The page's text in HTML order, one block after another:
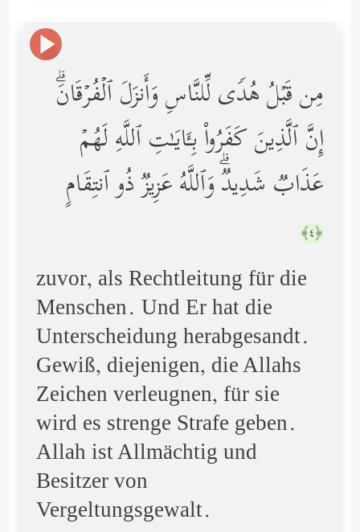
مِن قَبۡلُ هُدࣰى لِّلنَّاسِ وَأَنزَلَ ٱلۡفُرۡقَانَۗ
إِنَّ ٱلَّذِینَ كَفَرُواْ بِـَٔایَـٰتِ ٱللَّهِ لَهُمۡ
عَذَابࣱ شَدِیدࣱۗ وَٱللَّهُ عَزِیزࣱ ذُو ٱنتِقَامٍ
﴿٤﴾
zuvor, als Rechtleitung für die
Menschen. Und Er hat die
Unterscheidung herabgesandt.
Gewiß, diejenigen, die Allahs
Zeichen verleugnen, für sie
wird es strenge Strafe geben.
Allah ist Allmächtig und
Besitzer von
Vergeltungsgewalt.